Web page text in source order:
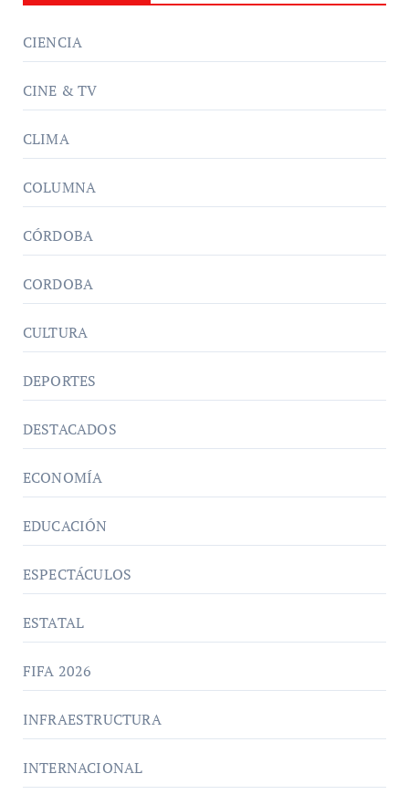
CIENCIA
CINE & TV
CLIMA
COLUMNA
CÓRDOBA
CORDOBA
CULTURA
DEPORTES
DESTACADOS
ECONOMÍA
EDUCACIÓN
ESPECTÁCULOS
ESTATAL
FIFA 2026
INFRAESTRUCTURA
INTERNACIONAL